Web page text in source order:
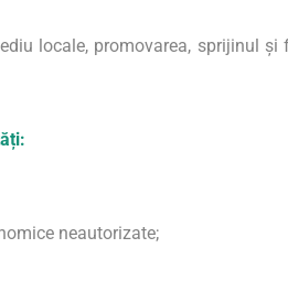
locale, promovarea, sprijinul
neautorizate;